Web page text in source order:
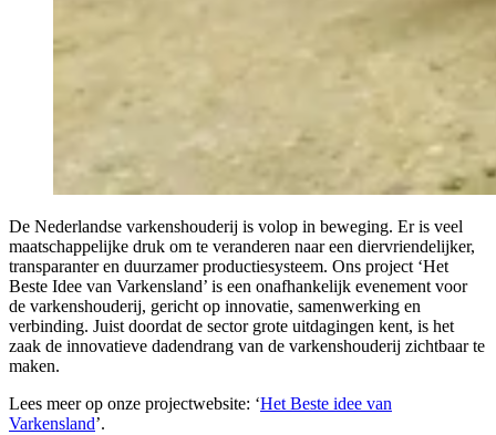
De Nederlandse varkenshouderij is volop in beweging. Er is veel
maatschappelijke druk om te veranderen naar een diervriendelijker,
transparanter en duurzamer productiesysteem. Ons project ‘Het
Beste Idee van Varkensland’ is een onafhankelijk evenement voor
de varkenshouderij, gericht op innovatie, samenwerking en
verbinding. Juist doordat de sector grote uitdagingen kent, is het
zaak de innovatieve dadendrang van de varkenshouderij zichtbaar te
maken.
Lees meer op onze projectwebsite: ‘Het Beste idee van
Varkensland’.